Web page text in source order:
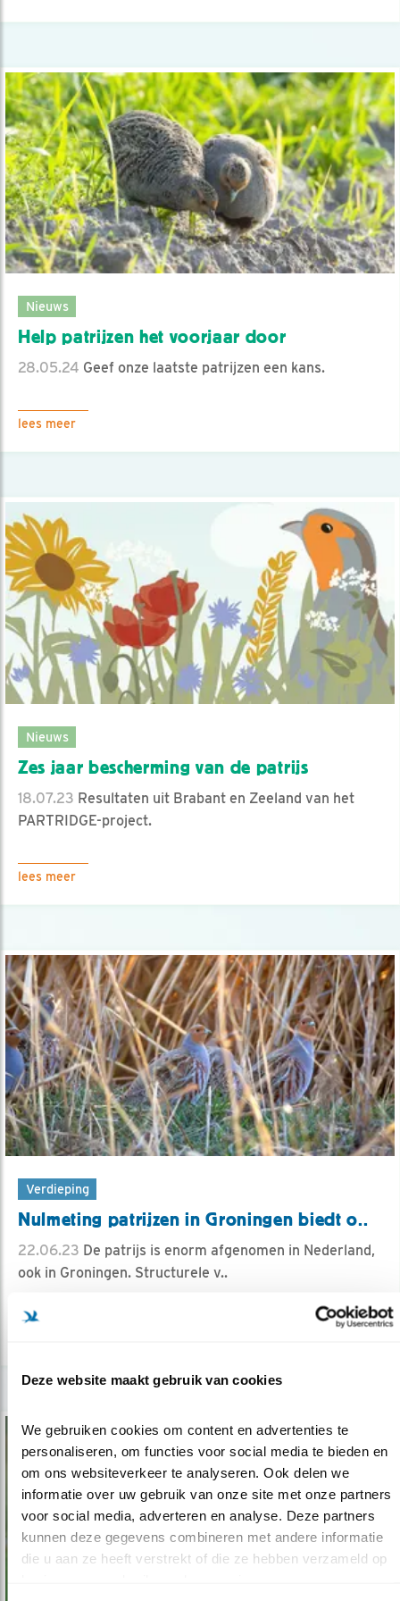
Deze website maakt gebruik van cookies
We gebruiken cookies om content en advertenties te
personaliseren, om functies voor social media te bieden en
om ons websiteverkeer te analyseren. Ook delen we
informatie over uw gebruik van onze site met onze partners
voor social media, adverteren en analyse. Deze partners
kunnen deze gegevens combineren met andere informatie
die u aan ze heeft verstrekt of die ze hebben verzameld op
Nieuws
Help patrijzen het voorjaar door
28.05.24 Geef onze laatste patrijzen een kans.
lees meer
Nieuws
Zes jaar bescherming van de patrijs
18.07.23 Resultaten uit Brabant en Zeeland van het
PARTRIDGE-project.
lees meer
Verdieping
Nulmeting patrijzen in Groningen biedt o..
22.06.23 De patrijs is enorm afgenomen in Nederland,
ook in Groningen. Structurele v..